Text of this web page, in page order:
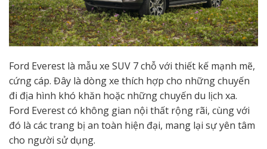
Ford Everest là mẫu xe SUV 7 chỗ với thiết kế mạnh mẽ,
cứng cáp. Đây là dòng xe thích hợp cho những chuyến
đi địa hình khó khăn hoặc những chuyến du lịch xa.
Ford Everest có không gian nội thất rộng rãi, cùng với
đó là các trang bị an toàn hiện đại, mang lại sự yên tâm
cho người sử dụng.